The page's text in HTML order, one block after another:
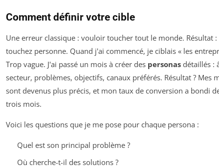
Comment définir votre cible
Une erreur classique : vouloir toucher tout le monde. Résultat :
touchez personne. Quand j'ai commencé, je ciblais « les
Trop vague. J'ai passé un mois à créer des personas détaillés :
secteur, problèmes, objectifs, canaux préférés. Résultat ? Mes
sont devenus plus précis, et mon taux de conversion a bondi
trois mois.
Voici les questions que je me pose pour chaque persona :
Quel est son principal problème ?
Où cherche-t-il des solutions ?